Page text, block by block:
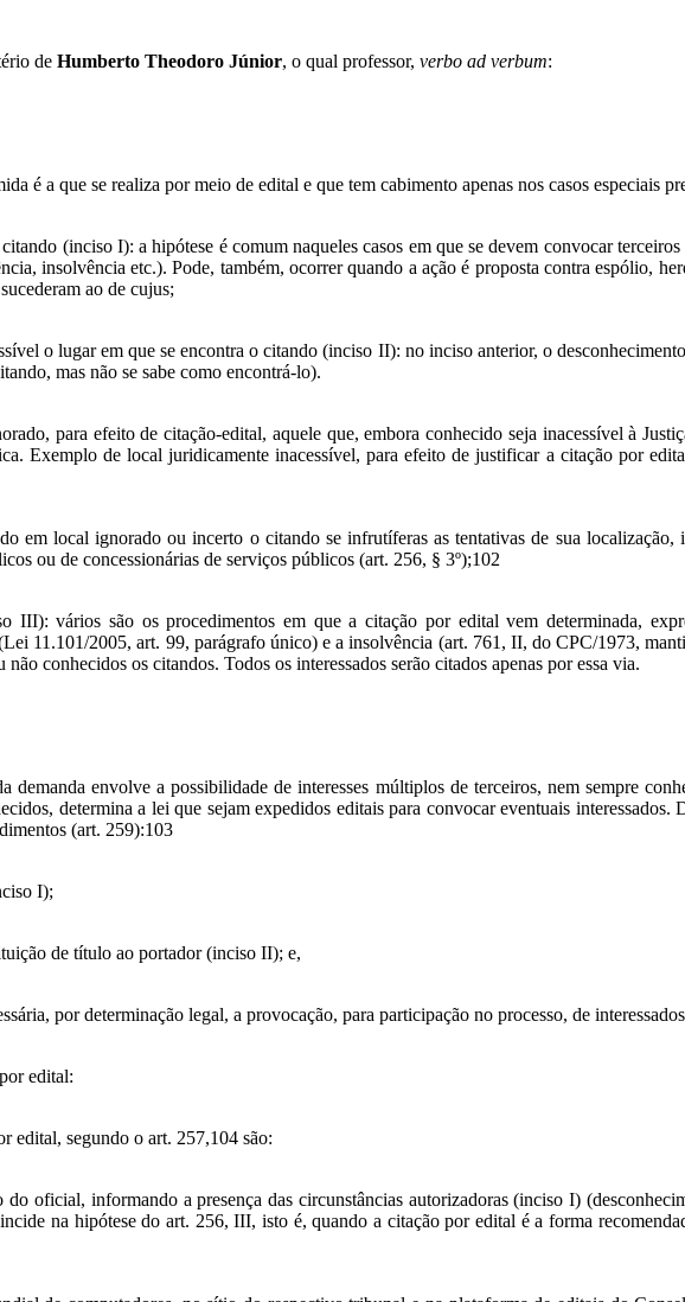
de Humberto Theodoro Júnior, o qual professor, verbo ad verbum:
é a que se realiza por meio de edital e que tem cabimento apenas nos casos especiais
(inciso I): a hipótese é comum naqueles casos em que se devem convocar
insolvência etc.). Pode, também, ocorrer quando a ação é proposta contra espólio,
ao de cujus;
o lugar em que se encontra o citando (inciso II): no inciso anterior, o
mas não se sabe como encontrá-lo).
para efeito de citação-edital, aquele que, embora conhecido seja inacessível à
Exemplo de local juridicamente inacessível, para efeito de justificar a citação por
em local ignorado ou incerto o citando se infrutíferas as tentativas de sua
ou de concessionárias de serviços públicos (art. 256, § 3º);102
III): vários são os procedimentos em que a citação por edital vem determinada,
11.101/2005, art. 99, parágrafo único) e a insolvência (art. 761, II, do CPC/1973,
conhecidos os citandos. Todos os interessados serão citados apenas por essa via.
demanda envolve a possibilidade de interesses múltiplos de terceiros, nem sempre
determina a lei que sejam expedidos editais para convocar eventuais
(art. 259):103
I);
de título ao portador (inciso II); e,
por determinação legal, a provocação, para participação no processo, de
edital:
edital, segundo o art. 257,104 são:
oficial, informando a presença das circunstâncias autorizadoras (inciso I)
na hipótese do art. 256, III, isto é, quando a citação por edital é a forma